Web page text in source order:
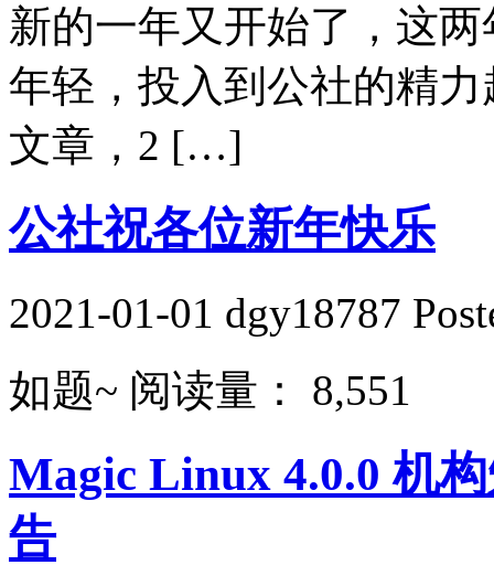
新的一年又开始了，这
年轻，投入到公社的精
文章，2 […]
公社祝各位新年快乐
2021-01-01 dgy18787
如题~ 阅读量： 8,551
Magic Linux 4.0.0 机
告